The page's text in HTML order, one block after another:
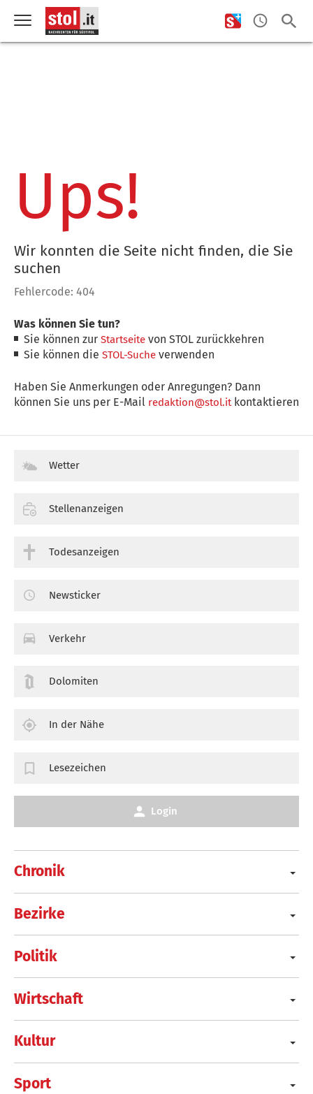
Ups!
Wir konnten die Seite nicht finden, die Sie
suchen
Fehlercode: 404
Was können Sie tun?
Sie können zurStartseite von STOL zurückkehren
Sie können dieSTOL-Suche verwenden
Haben Sie Anmerkungen oder Anregungen? Dann
können Sie uns per E-Mail redaktion@stol.itkontaktieren
Chronik
Bezirke
Politik
Wirtschaft
Kultur
Sport
Wetter
Stellenanzeigen
Todesanzeigen
Newsticker
Verkehr
Dolomiten
In der Nähe
Lesezeichen
Login